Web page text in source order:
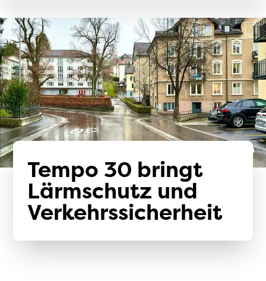
Tempo 30 bringt
Lärmschutz und
Verkehrssicherheit